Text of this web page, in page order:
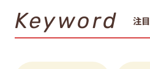
Keyword 注